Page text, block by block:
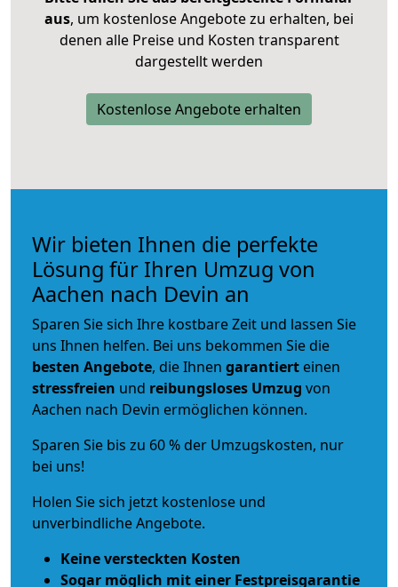
aus, um kostenlose Angebote zu erhalten, bei
denen alle Preise und Kosten transparent
dargestellt werden
Kostenlose Angebote erhalten
Wir bieten Ihnen die perfekte
Lösung für Ihren Umzug von
Aachen nach Devin an
Sparen Sie sich Ihre kostbare Zeit und lassen Sie
uns Ihnen helfen. Bei uns bekommen Sie die
besten Angebote, die Ihnen garantiert einen
stressfreien und reibungsloses Umzug von
Aachen nach Devin ermöglichen können.
Sparen Sie bis zu 60 % der Umzugskosten, nur
bei uns!
Holen Sie sich jetzt kostenlose und
unverbindliche Angebote.
Keine versteckten Kosten
Sogar möglich mit einer Festpreisgarantie